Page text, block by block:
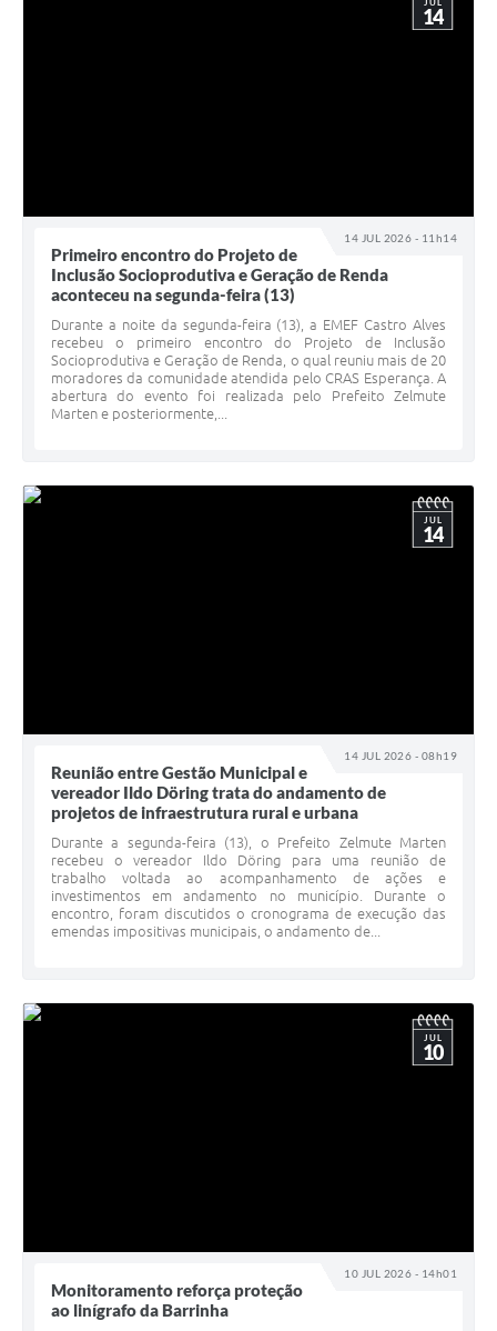
14 JUL 2026 - 11h14
JUL
14
Primeiro encontro do Projeto de
Inclusão Socioprodutiva e Geração de Renda
aconteceu na segunda-feira (13)
Durante a noite da segunda-feira (13), a EMEF Castro Alves
recebeu o primeiro encontro do Projeto de Inclusão
Socioprodutiva e Geração de Renda, o qual reuniu mais de 20
moradores da comunidade atendida pelo CRAS Esperança. A
abertura do evento foi realizada pelo Prefeito Zelmute
Marten e posteriormente,...
14 JUL 2026 - 08h19
JUL
14
Reunião entre Gestão Municipal e
vereador Ildo Döring trata do andamento de
projetos de infraestrutura rural e urbana
Durante a segunda-feira (13), o Prefeito Zelmute Marten
recebeu o vereador Ildo Döring para uma reunião de
trabalho voltada ao acompanhamento de ações e
investimentos em andamento no município. Durante o
encontro, foram discutidos o cronograma de execução das
emendas impositivas municipais, o andamento de...
10 JUL 2026 - 14h01
JUL
10
Monitoramento reforça proteção
ao linígrafo da Barrinha